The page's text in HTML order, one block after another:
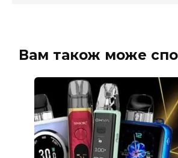
Вам також може